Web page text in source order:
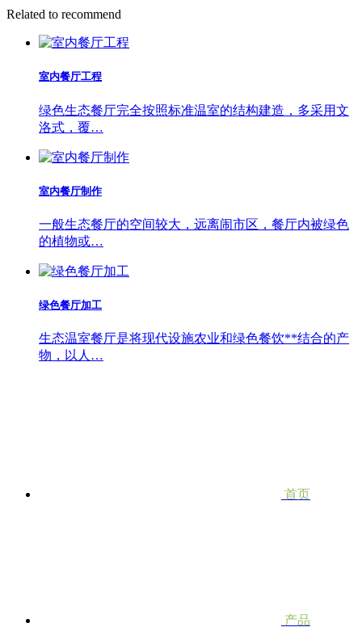
Related to recommend
室内餐厅工程
绿色生态餐厅完全按照标准温室的结构建造，多采用文
洛式，覆…
室内餐厅制作
一般生态餐厅的空间较大，远离闹市区，餐厅内被绿色
的植物或…
绿色餐厅加工
生态温室餐厅是将现代设施农业和绿色餐饮**结合的产
物，以人…
首页
产品